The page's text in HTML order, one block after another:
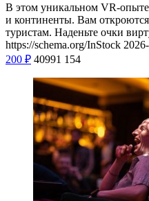
В этом уникальном VR-опыте
и континенты. Вам
туристам. Наденьте очки
https://schema.org/InStock
200 ₽ 40991 154